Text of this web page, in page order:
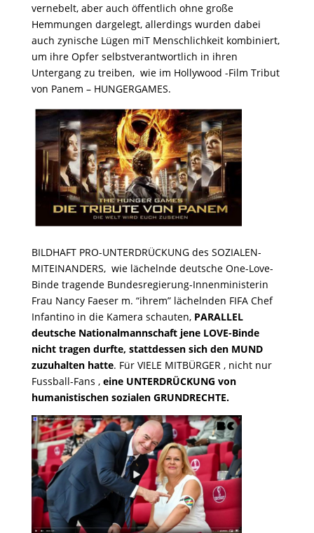
vernebelt, aber auch öffentlich ohne große
Hemmungen dargelegt, allerdings wurden dabei
auch zynische Lügen miT Menschlichkeit kombiniert,
um ihre Opfer selbstverantwortlich in ihren
Untergang zu treiben, wie im Hollywood -Film Tribut
von Panem – HUNGERGAMES.
BILDHAFT PRO-UNTERDRÜCKUNG des SOZIALEN-
MITEINANDERS, wie lächelnde deutsche One-Love-
Binde tragende Bundesregierung-Innenministerin
Frau Nancy Faeser m. “ihrem” lächelnden FIFA Chef
Infantino in die Kamera schauten, PARALLEL
deutsche Nationalmannschaft jene LOVE-Binde
nicht tragen durfte, stattdessen sich den MUND
zuzuhalten hatte. Für VIELE MITBÜRGER , nicht nur
Fussball-Fans , eine UNTERDRÜCKUNG von
humanistischen sozialen GRUNDRECHTE.